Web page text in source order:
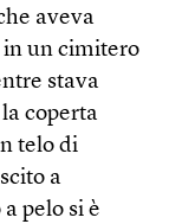
aveva
in un cimitero
stava
coperta
telo di
a
pelo si è